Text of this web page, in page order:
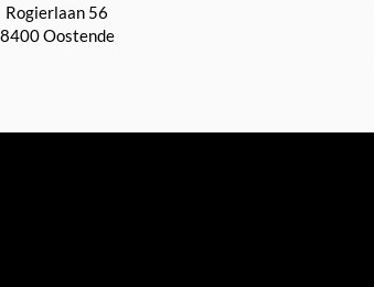
Rogierlaan 56
8400 Oostende